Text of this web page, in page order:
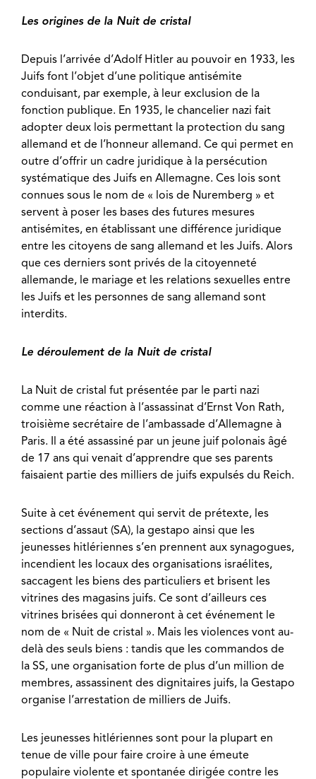
Les origines de la Nuit de cristal
Depuis l’arrivée d’Adolf Hitler au pouvoir en 1933, les
Juifs font l’objet d’une politique antisémite
conduisant, par exemple, à leur exclusion de la
fonction publique. En 1935, le chancelier nazi fait
adopter deux lois permettant la protection du sang
allemand et de l’honneur allemand. Ce qui permet en
outre d’offrir un cadre juridique à la persécution
systématique des Juifs en Allemagne. Ces lois sont
connues sous le nom de « lois de Nuremberg » et
servent à poser les bases des futures mesures
antisémites, en établissant une différence juridique
entre les citoyens de sang allemand et les Juifs. Alors
que ces derniers sont privés de la citoyenneté
allemande, le mariage et les relations sexuelles entre
les Juifs et les personnes de sang allemand sont
interdits.
Le déroulement de la Nuit de cristal
La Nuit de cristal fut présentée par le parti nazi
comme une réaction à l’assassinat d’Ernst Von Rath,
troisième secrétaire de l’ambassade d’Allemagne à
Paris. Il a été assassiné par un jeune juif polonais âgé
de 17 ans qui venait d’apprendre que ses parents
faisaient partie des milliers de juifs expulsés du Reich.
Suite à cet événement qui servit de prétexte, les
sections d’assaut (SA), la gestapo ainsi que les
jeunesses hitlériennes s’en prennent aux synagogues,
incendient les locaux des organisations israélites,
saccagent les biens des particuliers et brisent les
vitrines des magasins juifs. Ce sont d’ailleurs ces
vitrines brisées qui donneront à cet événement le
nom de « Nuit de cristal ». Mais les violences vont au-
delà des seuls biens : tandis que les commandos de
la SS, une organisation forte de plus d’un million de
membres, assassinent des dignitaires juifs, la Gestapo
organise l’arrestation de milliers de Juifs.
Les jeunesses hitlériennes sont pour la plupart en
tenue de ville pour faire croire à une émeute
populaire violente et spontanée dirigée contre les